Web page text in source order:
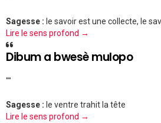
Sagesse : le savoir est une collecte, le
Lire le sens profond →
Dibum a bwesè mulopo
""
Sagesse : le ventre trahit la tête
Lire le sens profond →